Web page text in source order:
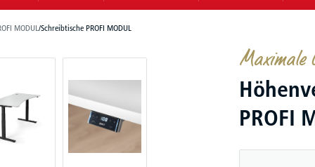
MODUL/Schreibtische PROFI MODUL
Maximale
PROFI